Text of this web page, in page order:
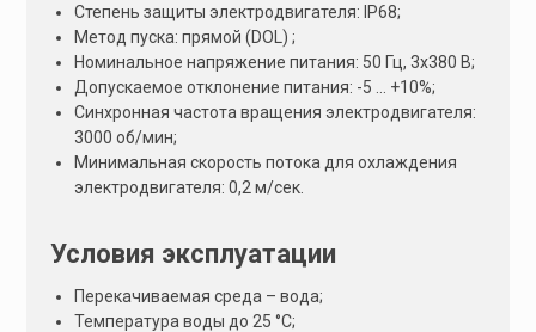
Степень защиты электродвигателя: IP68;
Метод пуска: прямой (DOL) ;
Номинальное напряжение питания: 50 Гц, 3х380 В;
Допускаемое отклонение питания: -5 … +10%;
Синхронная частота вращения электродвигателя:
3000 об/мин;
Минимальная скорость потока для охлаждения
электродвигателя: 0,2 м/сeк.
Условия эксплуатации
Перекачиваемая среда – вода;
Температура воды до 25 °С;